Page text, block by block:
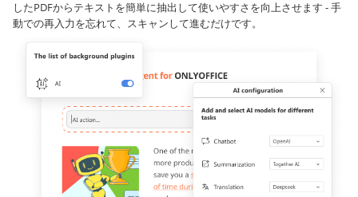
したPDFからテキストを簡単に抽出して使いやすさを向上させます - 手
動での再入力を忘れて、スキャンして進むだけです。